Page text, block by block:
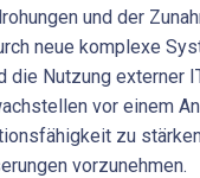
und der
neue komplexe
die Nutzung externer
vor einem
zu
vorzunehmen.